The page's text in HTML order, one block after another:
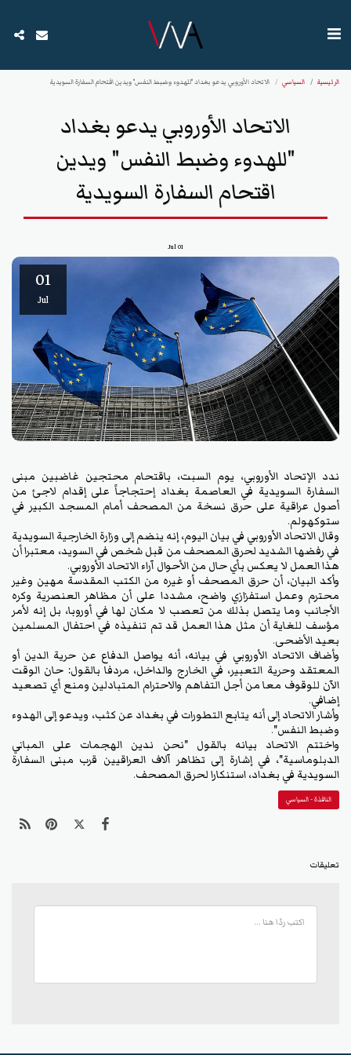
الرئيسية السياسي الاتحاد الأوروبي يدعو بغداد "للهدوء وضبط النفس" ويدين اقتحام السفارة السويدية
الاتحاد الأوروبي يدعو بغداد
"للهدوء وضبط النفس" ويدين
اقتحام السفارة السويدية
01
Jul
01
Jul
ندد الإتحاد الأوروبي، يوم السبت، باقتحام محتجين غاضبين مبنى
السفارة السويدية في العاصمة بغداد إحتجاجاً على إقدام لاجئ من
أصول عراقية على حرق نسخة من المصحف أمام المسجد الكبير في
ستوكهولم.
وقال الاتحاد الأوروبي في بيان اليوم، إنه ينضم إلى وزارة الخارجية السويدية
في رفضها الشديد لحرق المصحف من قبل شخص في السويد، معتبرا أن
هذا العمل لا يعكس بأي حال من الأحوال آراء الاتحاد الأوروبي.
وأكد البيان، أن حرق المصحف أو غيره من الكتب المقدسة مهين وغير
محترم وعمل استفزازي واضح، مشددا على أن مظاهر العنصرية وكره
الأجانب وما يتصل بذلك من تعصب لا مكان لها في أوروبا، بل إنه لأمر
مؤسف للغاية أن مثل هذا العمل قد تم تنفيذه في احتفال المسلمين
بعيد الأضحى.
وأضاف الاتحاد الأوروبي في بيانه، أنه يواصل الدفاع عن حرية الدين أو
المعتقد وحرية التعبير، في الخارج والداخل، مردفا بالقول: حان الوقت
الآن للوقوف معا من أجل التفاهم والاحترام المتبادلين ومنع أي تصعيد
إضافي.
وأشار الاتحاد إلى أنه يتابع التطورات في بغداد عن كثب، ويدعو إلى الهدوء
وضبط النفس".
واختتم الاتحاد بيانه بالقول "نحن ندين الهجمات على المباني
الدبلوماسية"، في إشارة إلى تظاهر آلاف العراقيين قرب مبنى السفارة
السويدية في بغداد، استنكارا لحرق المصحف.
النافذة - السياسي
تعليقات